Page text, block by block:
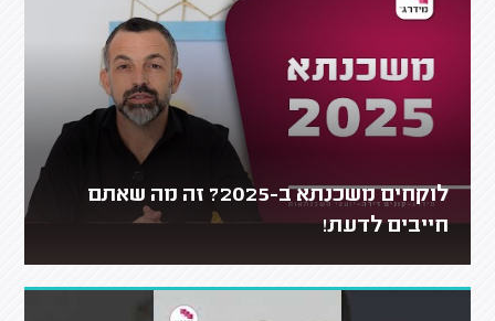
לוקחים משכנתא ב-2025? זה מה שאתם
חייבים לדעת!